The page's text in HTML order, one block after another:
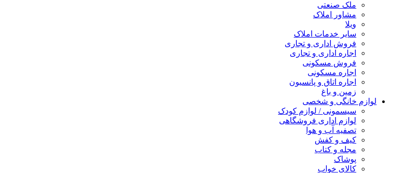
ملک صنعتی
مشاور املاک
ویلا
سایر خدمات املاک
فروش اداری و تجاری
اجاره اداری و تجاری
فروش مسکونی
اجاره مسکونی
اجاره اتاق و پانسیون
زمین و باغ
لوازم خانگی و شخصی
سیسمونی / لوازم کودک
لوازم اداری فروشگاهی
تصفیه آب و هوا
کیف و کفش
مجله و کتاب
پوشاک
کالای خواب